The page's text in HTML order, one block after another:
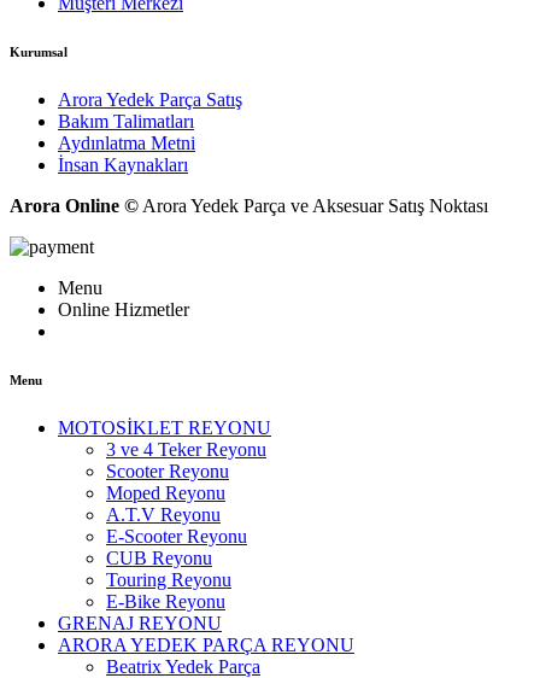
Kurumsal
Arora Yedek Parça Satış
Bakım Talimatları
Aydınlatma Metni
İnsan Kaynakları
Arora Online © Arora Yedek Parça ve Aksesuar Satış Noktası
Menu
Online Hizmetler
Menu
MOTOSİKLET REYONU
3 ve 4 Teker Reyonu
Scooter Reyonu
Moped Reyonu
A.T.V Reyonu
E-Scooter Reyonu
CUB Reyonu
Touring Reyonu
E-Bike Reyonu
GRENAJ REYONU
ARORA YEDEK PARÇA REYONU
Beatrix Yedek Parça